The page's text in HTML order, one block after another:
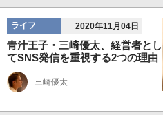
ライフ 2020年11月04日
青汁王子・三崎優太、経営者とし
てSNS発信を重視する2つの理由
三崎優太